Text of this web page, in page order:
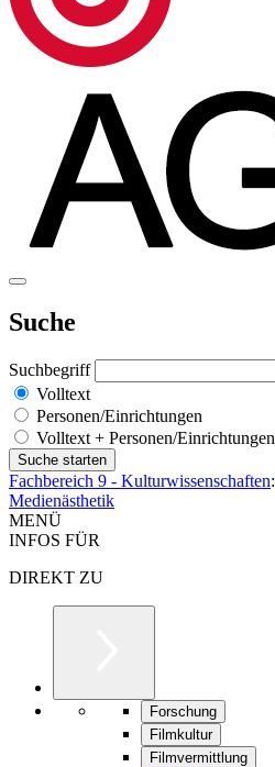
Suche
Suchbegriff
Volltext
Personen/Einrichtungen
Volltext + Personen/Einrichtungen
Fachbereich 9 - Kulturwissenschaften:
Medienästhetik
MENÜ
INFOS FÜR
DIREKT ZU
Forschung
Filmkultur
Filmvermittlung